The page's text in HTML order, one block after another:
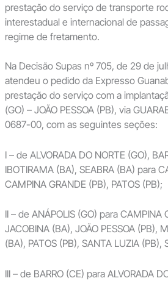
prestação do serviço de transporte
interestadual e internacional de
regime de fretamento.
Na Decisão Supas nº 705, de 29 de
atendeu o pedido da Expresso
prestação do serviço com a
(GO) – JOÃO PESSOA (PB), via
0687-00, com as seguintes seções:
I – de ALVORADA DO NORTE (GO),
IBOTIRAMA (BA), SEABRA (BA) para
CAMPINA GRANDE (PB), PATOS (PB);
II – de ANÁPOLIS (GO) para CAMPINA
JACOBINA (BA), JOÃO PESSOA (PB),
(BA), PATOS (PB), SANTA LUZIA (PB),
III – de BARRO (CE) para ALVORADA